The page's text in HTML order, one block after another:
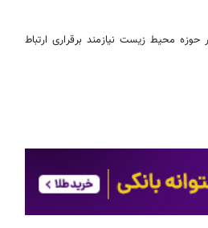
محیط زیست نیازمند برقراری ارتباط